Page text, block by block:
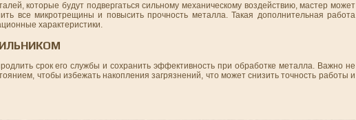
которые будут подвергаться сильному механическому воздействию, мастер может
все микротрещины и повысить прочность металла. Такая дополнительная работа
характеристики.
срок его службы и сохранить эффективность при обработке металла. Важно не
чтобы избежать накопления загрязнений, что может снизить точность работы и